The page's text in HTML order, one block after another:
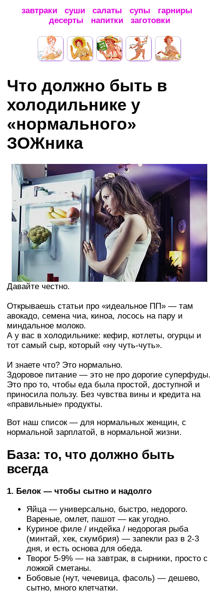
завтраки суши салаты супы
гарниры
десерты
напитки заготовки
Что должно быть в
холодильнике у
«нормального»
ЗОЖника
Давайте честно.
Открываешь статьи про «идеальное ПП» — там
авокадо, семена чиа, киноа, лосось на пару и
миндальное молоко.
А у вас в холодильнике: кефир, котлеты, огурцы и
тот самый сыр, который «ну чуть-чуть».
И знаете что? Это нормально.
Здоровое питание — это не про дорогие суперфуды.
Это про то, чтобы еда была простой, доступной и
приносила пользу. Без чувства вины и кредита на
«правильные» продукты.
Вот наш список — для нормальных женщин, с
нормальной зарплатой, в нормальной жизни.
База: то, что должно быть
всегда
1. Белок — чтобы сытно и надолго
Яйца — универсально, быстро, недорого.
Вареные, омлет, пашот — как угодно.
Куриное филе / индейка / недорогая рыба
(минтай, хек, скумбрия) — запекли раз в 2-3
дня, и есть основа для обеда.
Творог 5-9% — на завтрак, в сырники, просто с
ложкой сметаны.
Бобовые (нут, чечевица, фасоль) — дешево,
сытно, много клетчатки.